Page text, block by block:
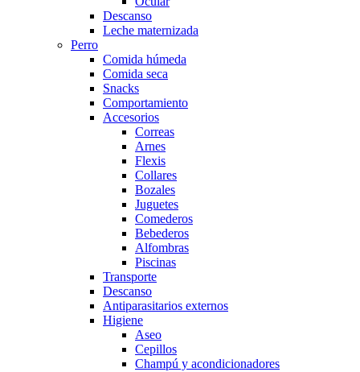
Descanso
Leche maternizada
Perro
Comida húmeda
Comida seca
Snacks
Comportamiento
Accesorios
Correas
Arnes
Flexis
Collares
Bozales
Juguetes
Comederos
Bebederos
Alfombras
Piscinas
Transporte
Descanso
Antiparasitarios externos
Higiene
Aseo
Cepillos
Champú y acondicionadores